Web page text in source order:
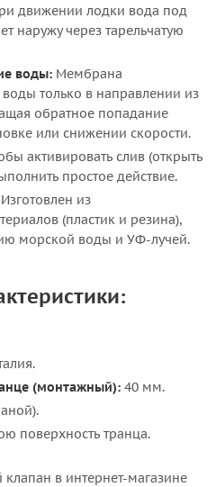
движении лодки вода под
наружу через тарельчатую
воды: Мембрана
только в направлении из
обратное попадание
или снижении скорости.
активировать слив (открыть
простое действие.
Изготовлен из
(пластик и резина),
морской воды и УФ-лучей.
(монтажный): 40 мм.
поверхность транца.
клапан в интернет-магазине